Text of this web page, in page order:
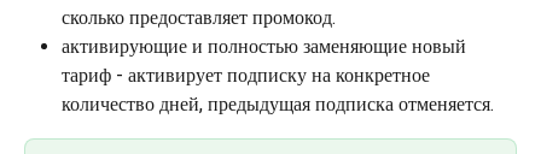
сколько предоставляет промокод.
активирующие и полностью заменяющие новый
тариф - активирует подписку на конкретное
количество дней, предыдущая подписка отменяется.